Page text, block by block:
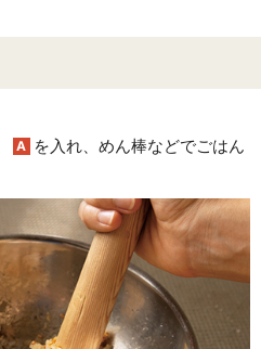
A を入れ、めん棒などでごはん